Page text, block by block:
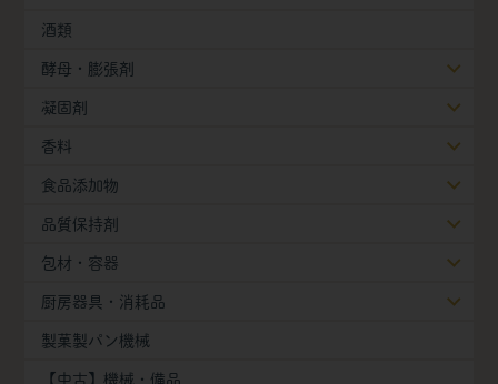
酒類
酵母・膨張剤
凝固剤
香料
食品添加物
品質保持剤
包材・容器
厨房器具・消耗品
製菓製パン機械
【中古】機械・備品